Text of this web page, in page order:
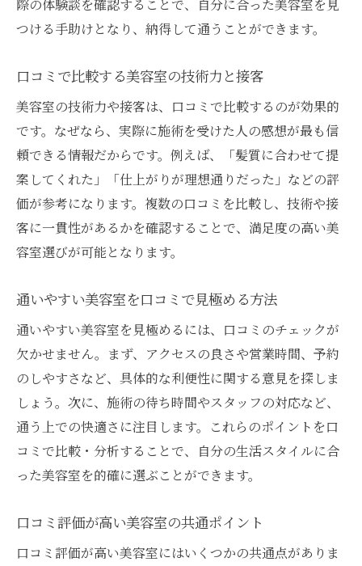
際の体験談を確認することで、自分に合った美容室を見
つける手助けとなり、納得して通うことができます。
口コミで比較する美容室の技術力と接客
美容室の技術力や接客は、口コミで比較するのが効果的
です。なぜなら、実際に施術を受けた人の感想が最も信
頼できる情報だからです。例えば、「髪質に合わせて提
案してくれた」「仕上がりが理想通りだった」などの評
価が参考になります。複数の口コミを比較し、技術や接
客に一貫性があるかを確認することで、満足度の高い美
容室選びが可能となります。
通いやすい美容室を口コミで見極める方法
通いやすい美容室を見極めるには、口コミのチェックが
欠かせません。まず、アクセスの良さや営業時間、予約
のしやすさなど、具体的な利便性に関する意見を探しま
しょう。次に、施術の待ち時間やスタッフの対応など、
通う上での快適さに注目します。これらのポイントを口
コミで比較・分析することで、自分の生活スタイルに合
った美容室を的確に選ぶことができます。
口コミ評価が高い美容室の共通ポイント
口コミ評価が高い美容室にはいくつかの共通点がありま